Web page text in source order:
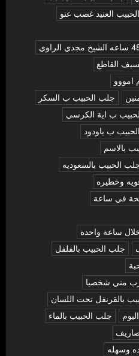
العنيد غصب عنو
القاطع
جلب الحبيب ب السكر
ب اية الكرسي
ب ياودود
بالاسم
الحبيب بالسعوديه
وخطيره
في ساعة
ساعة واحدة
جلب الحبيب بالفلفل
مني شخصيا
بالقرنفل تحت اللسان
جلب الحبيب بالماء
وسهله